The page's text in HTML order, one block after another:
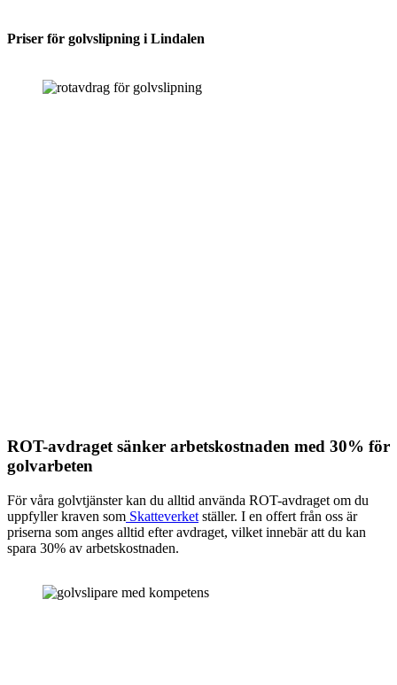
Priser för golvslipning i Lindalen
ROT-avdraget sänker arbetskostnaden med 30% för
golvarbeten
För våra golvtjänster kan du alltid använda ROT-avdraget om du
uppfyller kraven som Skatteverket ställer. I en offert från oss är
priserna som anges alltid efter avdraget, vilket innebär att du kan
spara 30% av arbetskostnaden.